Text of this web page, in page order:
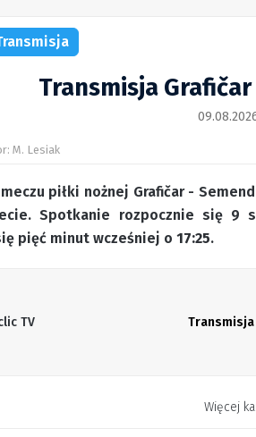
Transmisja
M. Lesiak
piłki nożnej Grafičar -
Spotkanie rozpocznie się 9
pięć minut wcześniej o 17:25.
TV Transmisja
Więcej